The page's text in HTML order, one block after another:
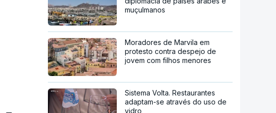
muçulmanos
Moradores de Marvila em
protesto contra despejo de
jovem com filhos menores
Sistema Volta. Restaurantes
adaptam-se através do uso de
vidro